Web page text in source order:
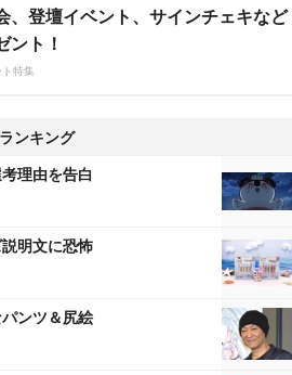
、登壇イベント、サインチェキなど
ント！
特集
ンキング
理由を告白
明文に恐怖
ンツ＆尻絵